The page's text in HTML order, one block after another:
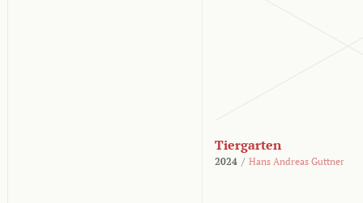
Tiergarten
2024 / Hans Andreas Guttner